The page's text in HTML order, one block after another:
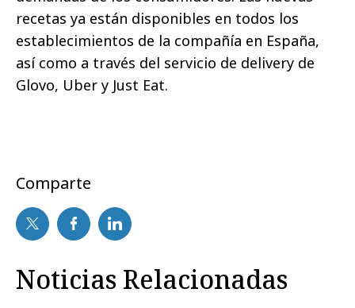
recetas ya están disponibles en todos los
establecimientos de la compañía en España,
así como a través del servicio de delivery de
Glovo, Uber y Just Eat.
Comparte
Noticias Relacionadas